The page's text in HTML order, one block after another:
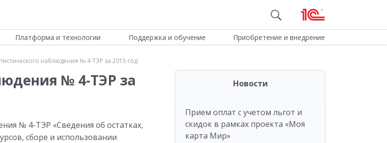
Платформа и технологии Поддержка и обучение Приобретение и внедрение
наблюдения № 4-ТЭР за 2015 год
№ 4-ТЭР за
№ 4-ТЭР «Сведения об остатках,
сборе и использовании
Новости
Прием оплат с учетом льгот и
скидок в рамках проекта «Моя
карта Мир»